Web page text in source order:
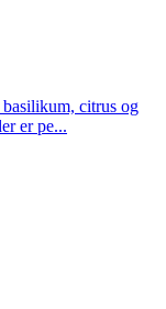
citrus og
er pe...